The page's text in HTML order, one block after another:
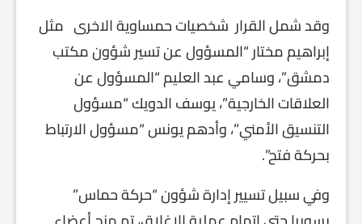
وقد شمل القرار شخصيات حمساوية الاخرى مثل
إبراهيم مختار “المسؤول عن تسير شؤون مكتب
دمشق”، وسامي عبد العليم “المسؤول عن
العلاقات الخارجية”، يوسف الدويك “مسؤول
التنسيق الأمني”، وأدهم يونس “مسؤول الارتباط
بحركة فتح”.
وفي سبيل تسيير إدارة شؤون “حركة حماس”